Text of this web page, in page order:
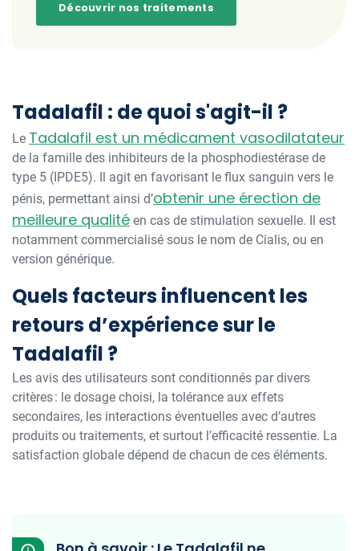
Découvrir nos traitements
Tadalafil : de quoi s'agit-il ?
Le Tadalafil est un médicament vasodilatateur
de la famille des inhibiteurs de la phosphodiestérase de
type 5 (IPDE5). Il agit en favorisant le flux sanguin vers le
pénis, permettant ainsi d’obtenir une érection de
meilleure qualité en cas de stimulation sexuelle. Il est
notamment commercialisé sous le nom de Cialis, ou en
version générique.
Quels facteurs influencent les
retours d’expérience sur le
Tadalafil ?
Les avis des utilisateurs sont conditionnés par divers
critères : le dosage choisi, la tolérance aux effets
secondaires, les interactions éventuelles avec d’autres
produits ou traitements, et surtout l’efficacité ressentie. La
satisfaction globale dépend de chacun de ces éléments.